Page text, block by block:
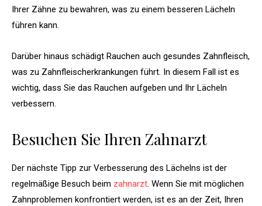
Ihrer Zähne zu bewahren, was zu einem besseren Lächeln
führen kann.
Darüber hinaus schädigt Rauchen auch gesundes Zahnfleisch,
was zu Zahnfleischerkrankungen führt. In diesem Fall ist es
wichtig, dass Sie das Rauchen aufgeben und Ihr Lächeln
verbessern.
Besuchen Sie Ihren Zahnarzt
Der nächste Tipp zur Verbesserung des Lächelns ist der
regelmäßige Besuch beim zahnarzt. Wenn Sie mit möglichen
Zahnproblemen konfrontiert werden, ist es an der Zeit, Ihren